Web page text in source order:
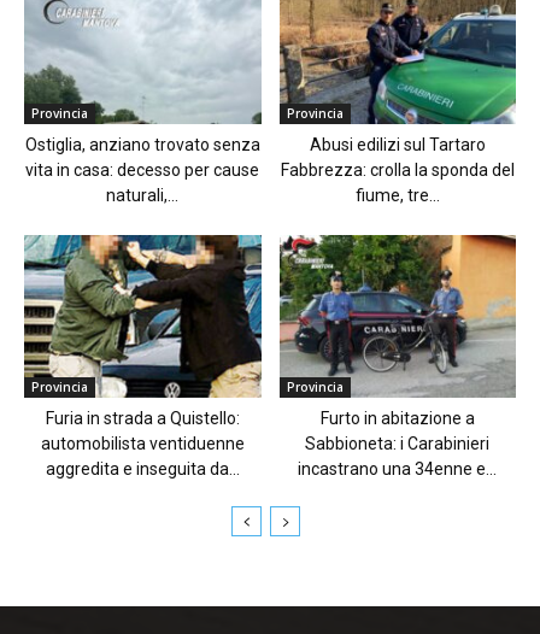
Provincia
Ostiglia, anziano trovato senza
vita in casa: decesso per cause
naturali,...
Provincia
Abusi edilizi sul Tartaro
Fabbrezza: crolla la sponda del
fiume, tre...
Provincia
Furia in strada a Quistello:
automobilista ventiduenne
aggredita e inseguita da...
Provincia
Furto in abitazione a
Sabbioneta: i Carabinieri
incastrano una 34enne e...